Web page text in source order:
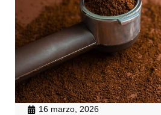
16 marzo, 2026